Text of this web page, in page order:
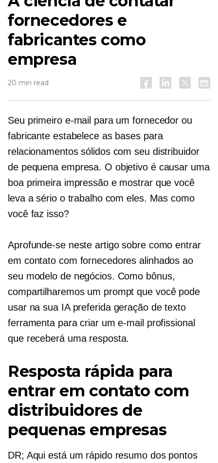
fornecedores e
fabricantes como
empresa
20 min read
Seu primeiro e-mail para um fornecedor ou
fabricante estabelece as bases para
relacionamentos sólidos com seu distribuidor
de pequena empresa. O objetivo é causar uma
boa primeira impressão e mostrar que você
leva a sério o trabalho com eles. Mas como
você faz isso?
Aprofunde-se neste artigo sobre como entrar
em contato com fornecedores alinhados ao
seu modelo de negócios. Como bônus,
compartilharemos um prompt que você pode
usar na sua IA preferida geração de texto
ferramenta para criar um e-mail profissional
que receberá uma resposta.
Resposta rápida para
entrar em contato com
distribuidores de
pequenas empresas
DR; Aqui está um rápido resumo dos pontos